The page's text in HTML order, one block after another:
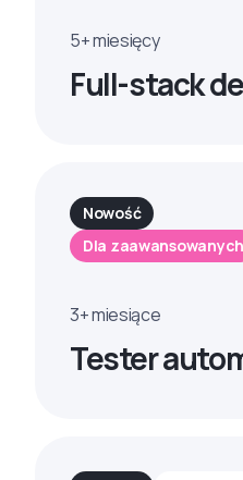
5+ miesięcy
Full-stack
Nowość
Dla zaawansowanych
3+ miesiące
Tester